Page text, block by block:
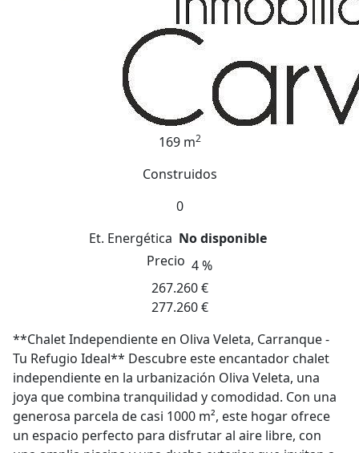
169 m2
Construidos
0
Et. Energética No disponible
Precio 4 %
267.260 €
277.260 €
**Chalet Independiente en Oliva Veleta, Carranque -
Tu Refugio Ideal** Descubre este encantador chalet
independiente en la urbanización Oliva Veleta, una
joya que combina tranquilidad y comodidad. Con una
generosa parcela de casi 1000 m², este hogar ofrece
un espacio perfecto para disfrutar al aire libre, con